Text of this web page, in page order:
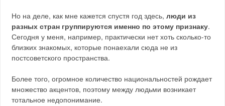
Но на деле, как мне кажется спустя год здесь,люди из
разных стран группируются именно по этому признаку.
Сегодня у меня, например, практически нет хоть сколько-то
близких знакомых, которые понаехали сюда не из
постсоветского пространства.
Более того, огромное количество национальностей рождает
множество акцентов, поэтому между людьми возникает
тотальное недопонимание.